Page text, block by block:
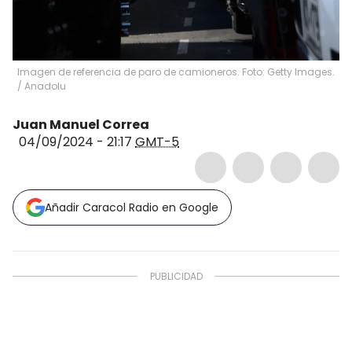
Imagen de referencia de paro de camioneros. Foto: Getty Images.
/ Anadolu
Juan Manuel Correa
04/09/2024 - 21:17 GMT-5
Añadir Caracol Radio en Google